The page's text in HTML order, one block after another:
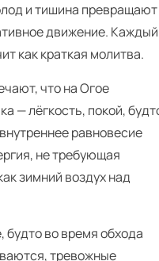
и тишина превращают
движение. Каждый
как краткая молитва.
что на Огое
— лёгкость, покой,
равновесие
не требующая
зимний воздух над
во время обхода
тревожные